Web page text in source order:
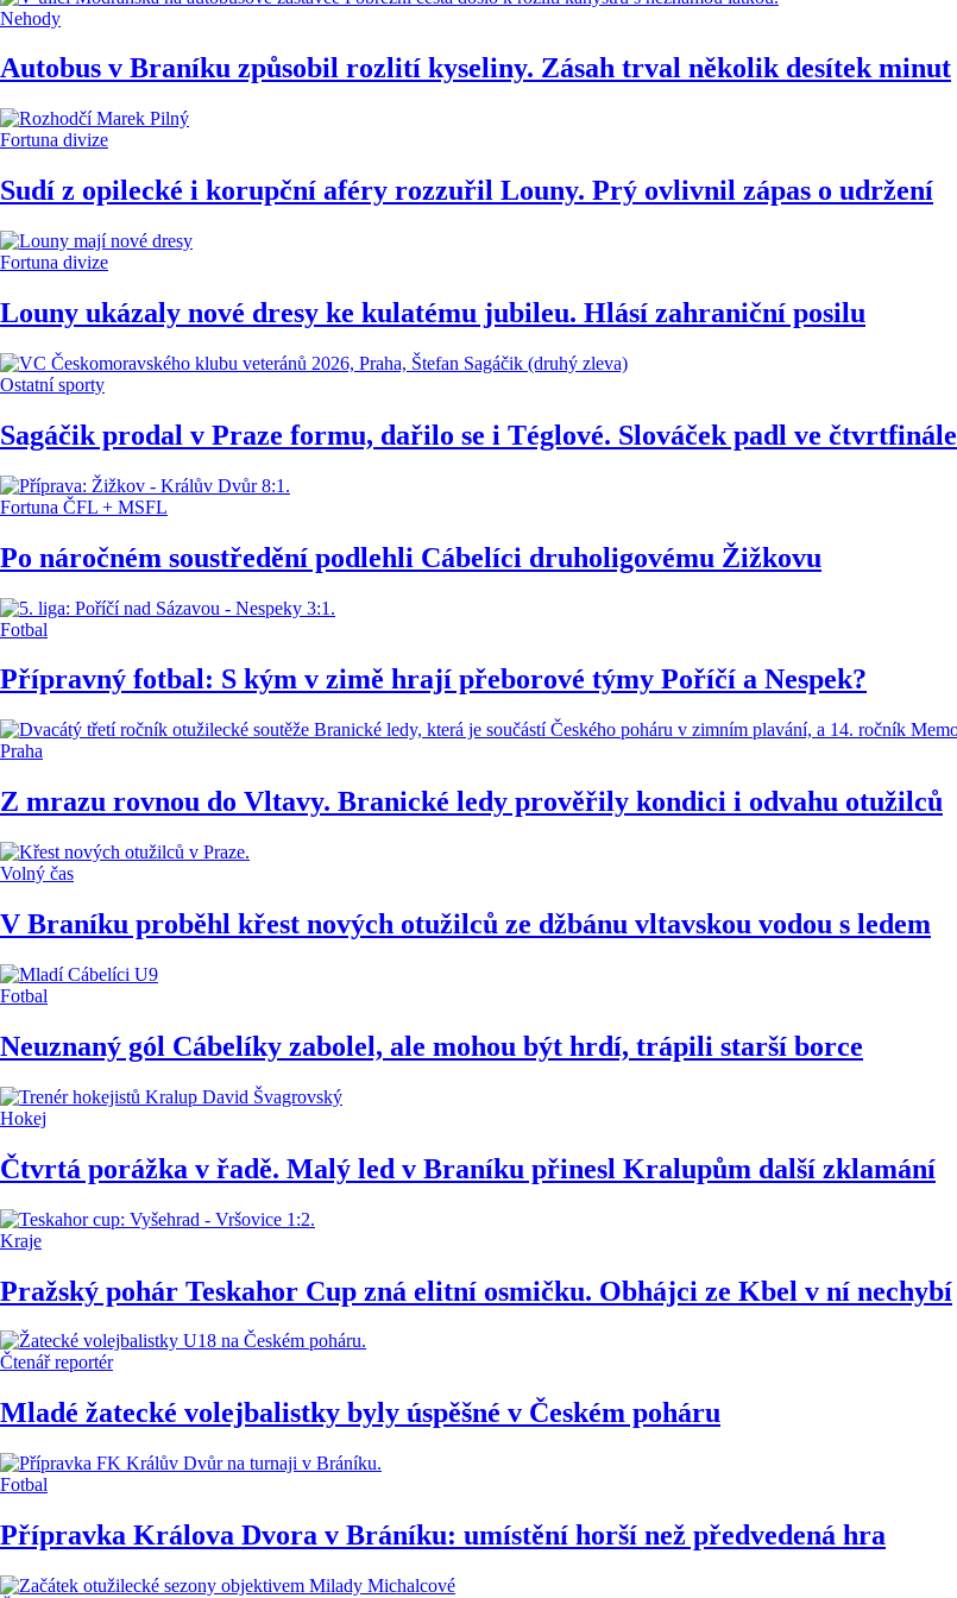
Nehody
Autobus v Braníku způsobil rozlití kyseliny. Zásah trval několik desítek minut
Fortuna divize
Sudí z opilecké i korupční aféry rozzuřil Louny. Prý ovlivnil zápas o udržení
Fortuna divize
Louny ukázaly nové dresy ke kulatému jubileu. Hlásí zahraniční posilu
Ostatní sporty
Sagáčik prodal v Praze formu, dařilo se i Téglové. Slováček padl ve čtvrtfinále
Fortuna ČFL + MSFL
Po náročném soustředění podlehli Cábelíci druholigovému Žižkovu
Fotbal
Přípravný fotbal: S kým v zimě hrají přeborové týmy Poříčí a Nespek?
Praha
Z mrazu rovnou do Vltavy. Branické ledy prověřily kondici i odvahu otužilců
Volný čas
V Braníku proběhl křest nových otužilců ze džbánu vltavskou vodou s ledem
Fotbal
Neuznaný gól Cábelíky zabolel, ale mohou být hrdí, trápili starší borce
Hokej
Čtvrtá porážka v řadě. Malý led v Braníku přinesl Kralupům další zklamání
Kraje
Pražský pohár Teskahor Cup zná elitní osmičku. Obhájci ze Kbel v ní nechybí
Čtenář reportér
Mladé žatecké volejbalistky byly úspěšné v Českém poháru
Fotbal
Přípravka Králova Dvora v Bráníku: umístění horší než předvedená hra